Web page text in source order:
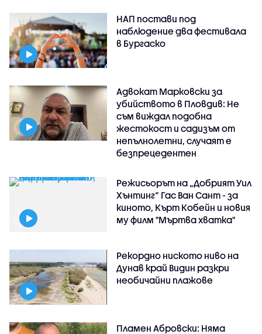
НАП постави под
наблюдение два фестивала
в Бургаско
Адвокат Марковски за
убийството в Пловдив: Не
съм виждал подобна
жестокост и садизъм от
непълнолетни, случаят е
безпрецедентен
Режисьорът на „Добрият Уил
Хънтинг“ Гас Ван Сант - за
киното, Кърт Кобейн и новия
му филм "Мъртва хватка"
Рекордно ниското ниво на
Дунав край Видин разкри
необичайни плажове
Пламен Абровски: Няма